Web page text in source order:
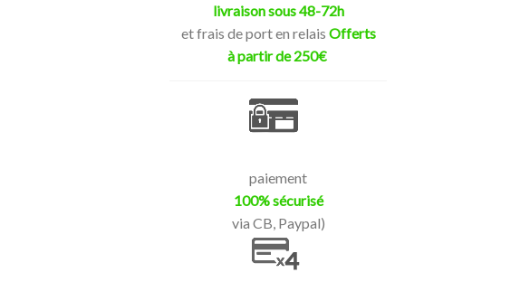
livraison sous 48-72h
et frais de port en relais Offerts
à partir de 250€
paiement
100% sécurisé
via CB, Paypal)